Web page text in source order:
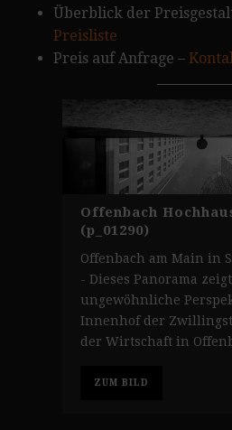
Überblick der
Preisliste
Preis auf Anfrage –
Offenbach
(p_01290)
Offenbach am Main in
- Dieses Panorama
ungewöhnliche
Innenhof der
der Wirtschaft in
ZUM BILD